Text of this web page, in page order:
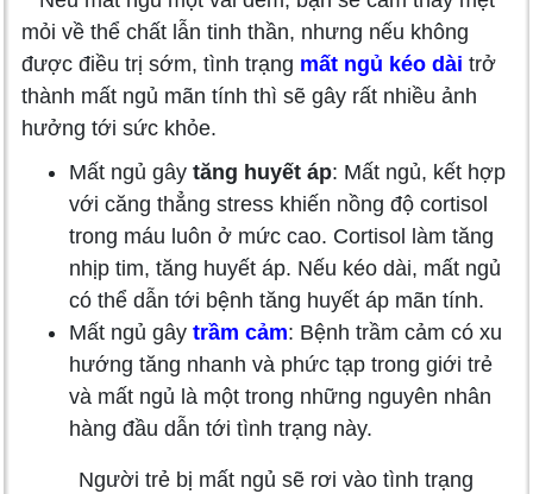
mỏi về thể chất lẫn tinh thần, nhưng nếu không
được điều trị sớm, tình trạng mất ngủ kéo dài trở
thành mất ngủ mãn tính thì sẽ gây rất nhiều ảnh
hưởng tới sức khỏe.
Mất ngủ gây tăng huyết áp: Mất ngủ, kết hợp
với căng thẳng stress khiến nồng độ cortisol
trong máu luôn ở mức cao. Cortisol làm tăng
nhịp tim, tăng huyết áp. Nếu kéo dài, mất ngủ
có thể dẫn tới bệnh tăng huyết áp mãn tính.
Mất ngủ gây trầm cảm: Bệnh trầm cảm có xu
hướng tăng nhanh và phức tạp trong giới trẻ
và mất ngủ là một trong những nguyên nhân
hàng đầu dẫn tới tình trạng này.
Người trẻ bị mất ngủ sẽ rơi vào tình trạng